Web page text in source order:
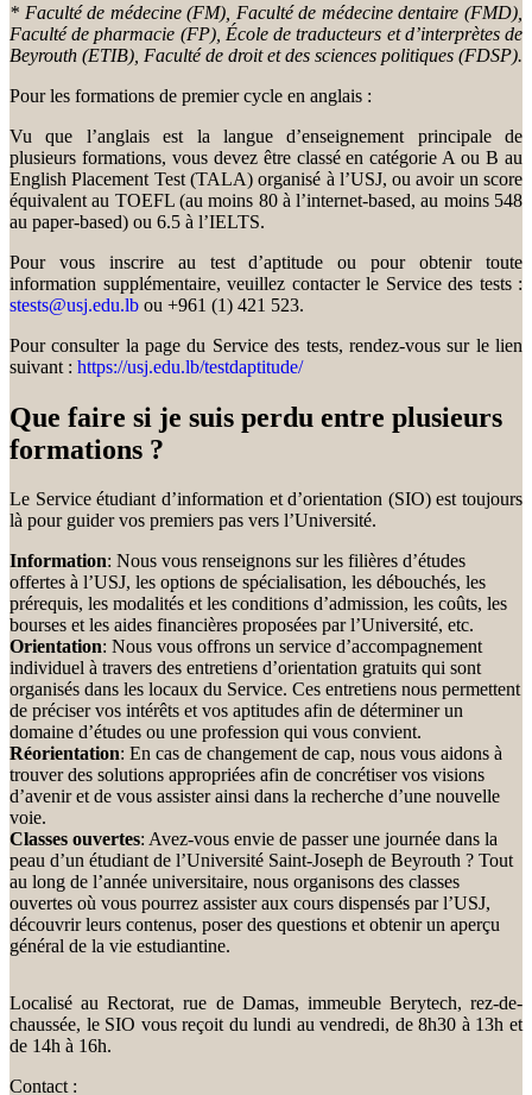
* Faculté de médecine (FM), Faculté de médecine dentaire (FMD),
Faculté de pharmacie (FP), École de traducteurs et d’interprètes de
Beyrouth (ETIB), Faculté de droit et des sciences politiques (FDSP).
Pour les formations de premier cycle en anglais :
Vu que l’anglais est la langue d’enseignement principale de
plusieurs formations, vous devez être classé en catégorie A ou B au
English Placement Test (TALA) organisé à l’USJ, ou avoir un score
équivalent au TOEFL (au moins 80 à l’internet-based, au moins 548
au paper-based) ou 6.5 à l’IELTS.
Pour vous inscrire au test d’aptitude ou pour obtenir toute
information supplémentaire, veuillez contacter le Service des tests :
stests@usj.edu.lb ou +961 (1) 421 523.
Pour consulter la page du Service des tests, rendez-vous sur le lien
suivant : https://usj.edu.lb/testdaptitude/
Que faire si je suis perdu entre plusieurs
formations ?
Le Service étudiant d’information et d’orientation (SIO) est toujours
là pour guider vos premiers pas vers l’Université.
Information: Nous vous renseignons sur les filières d’études
offertes à l’USJ, les options de spécialisation, les débouchés, les
prérequis, les modalités et les conditions d’admission, les coûts, les
bourses et les aides financières proposées par l’Université, etc.
Orientation: Nous vous offrons un service d’accompagnement
individuel à travers des entretiens d’orientation gratuits qui sont
organisés dans les locaux du Service. Ces entretiens nous permettent
de préciser vos intérêts et vos aptitudes afin de déterminer un
domaine d’études ou une profession qui vous convient.
Réorientation: En cas de changement de cap, nous vous aidons à
trouver des solutions appropriées afin de concrétiser vos visions
d’avenir et de vous assister ainsi dans la recherche d’une nouvelle
voie.
Classes ouvertes: Avez-vous envie de passer une journée dans la
peau d’un étudiant de l’Université Saint-Joseph de Beyrouth ? Tout
au long de l’année universitaire, nous organisons des classes
ouvertes où vous pourrez assister aux cours dispensés par l’USJ,
découvrir leurs contenus, poser des questions et obtenir un aperçu
général de la vie estudiantine.
Localisé au Rectorat, rue de Damas, immeuble Berytech, rez-de-
chaussée, le SIO vous reçoit du lundi au vendredi, de 8h30 à 13h et
de 14h à 16h.
Contact :